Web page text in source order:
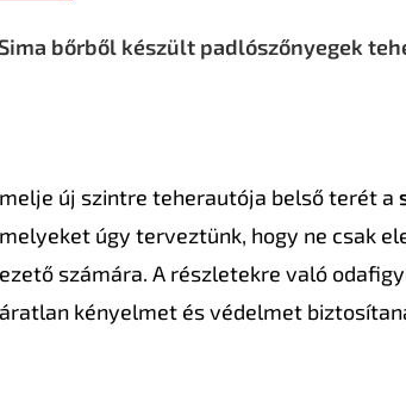
bőrből készült padlószőnyegek
új szintre teherautója belső terét a
úgy terveztünk, hogy ne csak
számára. A részletekre való
kényelmet és védelmet